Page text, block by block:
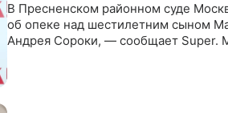
В Пресненском районном суде
об опеке над шестилетним сыном
Андрея Сороки, — сообщает Super.